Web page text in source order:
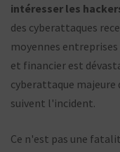
intéresser les
des cyberattaques
moyennes
et financier est
cyberattaque majeure
suivent l'incident.
Ce n'est pas une